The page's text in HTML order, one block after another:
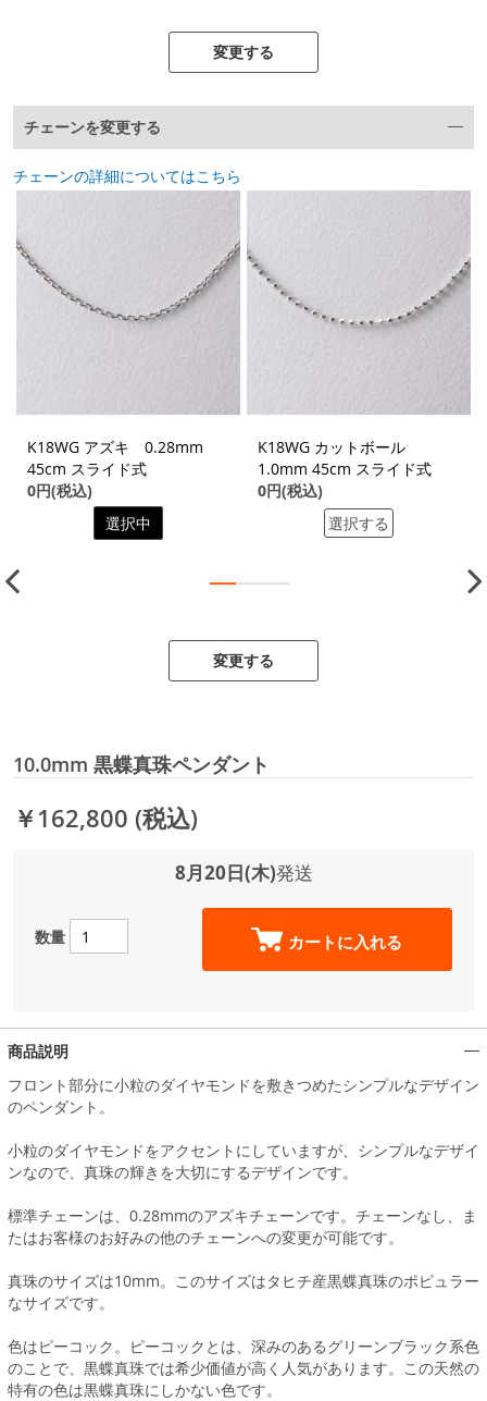
変更する
チェーンを変更する
チェーンの詳細についてはこちら
K18WG アズキ 0.28mm
45cm スライド式
0円(税込)
選択中
K18WG カットボール
1.0mm 45cm スライド式
0円(税込)
選択する
変更する
10.0mm 黒蝶真珠ペンダント
￥162,800 (税込)
8月20日(木)発送
数量 カートに入れる
商品説明
フロント部分に小粒のダイヤモンドを敷きつめたシンプルなデザイン
のペンダント。
小粒のダイヤモンドをアクセントにしていますが、シンプルなデザイ
ンなので、真珠の輝きを大切にするデザインです。
標準チェーンは、0.28mmのアズキチェーンです。チェーンなし、ま
たはお客様のお好みの他のチェーンへの変更が可能です。
真珠のサイズは10mm。このサイズはタヒチ産黒蝶真珠のポピュラー
なサイズです。
色はピーコック。ピーコックとは、深みのあるグリーンブラック系色
のことで、黒蝶真珠では希少価値が高く人気があります。この天然の
特有の色は黒蝶真珠にしかない色です。